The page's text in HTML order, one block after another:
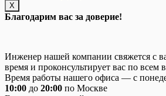
Х
Благодарим вас за доверие!
Инженер нашей компании свяжется с
время и проконсультирует вас по всем
Время работы нашего офиса — с
10:00 до 20:00 по Москве